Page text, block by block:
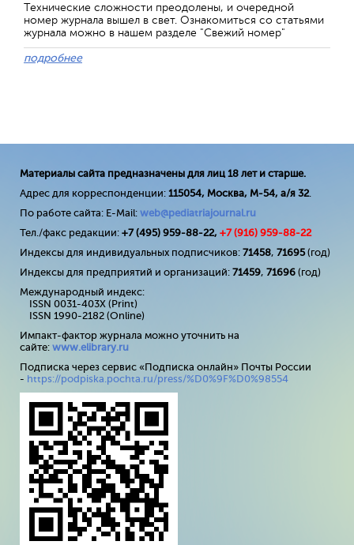
Технические сложности преодолены, и очередной
номер журнала вышел в свет. Ознакомиться со статьями
журнала можно в нашем разделе "Свежий номер"
подробнее
Материалы сайта предназначены для лиц 18 лет и старше.
Адрес для корреспонденции: 115054, Москва, М-54, а/я 32.
По работе сайта: E-Mail: web@pediatriajournal.ru
Тел./факс редакции: +7 (495) 959-88-22, +7 (916) 959-88-22
Индексы для индивидуальных подписчиков: 71458, 71695(год)
Индексы для предприятий и организаций: 71459, 71696 (год)
Международный индекс:
ISSN 0031-403X (Print)
ISSN 1990-2182 (Online)
Импакт-фактор журнала можно уточнить на
сайте: www.elibrary.ru
Подписка через сервис «Подписка онлайн» Почты России
- https://podpiska.pochta.ru/press/%D0%9F%D0%98554